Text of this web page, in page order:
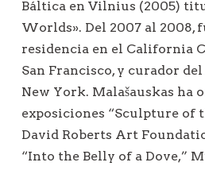
Báltica en Vilnius (2005)
Worlds». Del 2007 al 2008,
residencia en el California
San Francisco, y curador
New York. Malašauskas ha
exposiciones “Sculpture of
David Roberts Art
“Into the Belly of a Dove,”